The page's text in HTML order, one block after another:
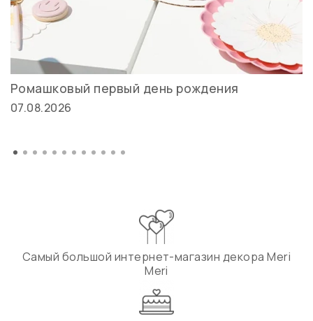
Ромашковый первый день рождения
07.08.2026
Самый большой интернет-магазин декора Meri
Meri